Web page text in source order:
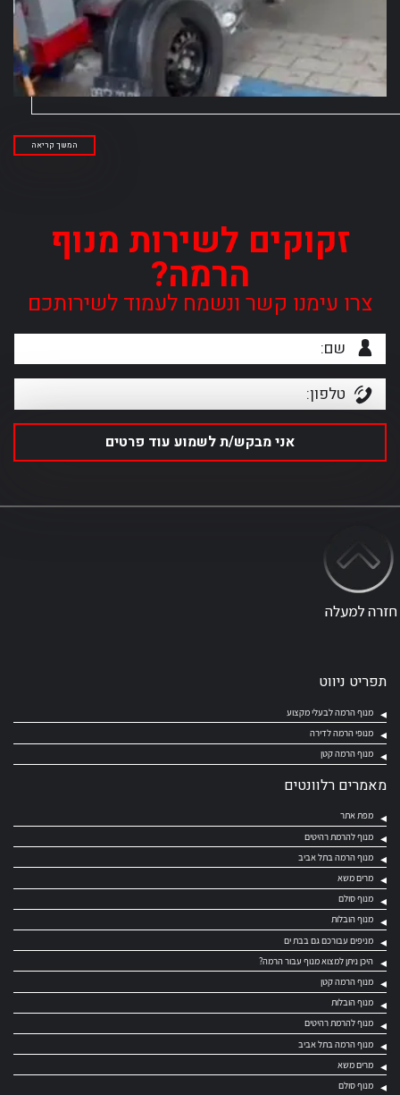
המשך קריאה
זקוקים לשירות מנוף
הרמה?
צרו עימנו קשר ונשמח לעמוד לשירותכם
תפריט ניווט
מנוף הרמה לבעלי מקצוע
מנופי הרמה לדירה
מנוף הרמה קטן
מאמרים רלוונטים
מפת אתר
מנוף להרמת רהיטים
מנוף הרמה בתל אביב
מרים משא
מנוף סולם
מנוף הובלות
מניפים עבורכם גם בבת ים
היכן ניתן למצוא מנוף עבור הרמה?
מנוף הרמה קטן
מנוף הובלות
מנוף להרמת רהיטים
מנוף הרמה בתל אביב
מרים משא
מנוף סולם